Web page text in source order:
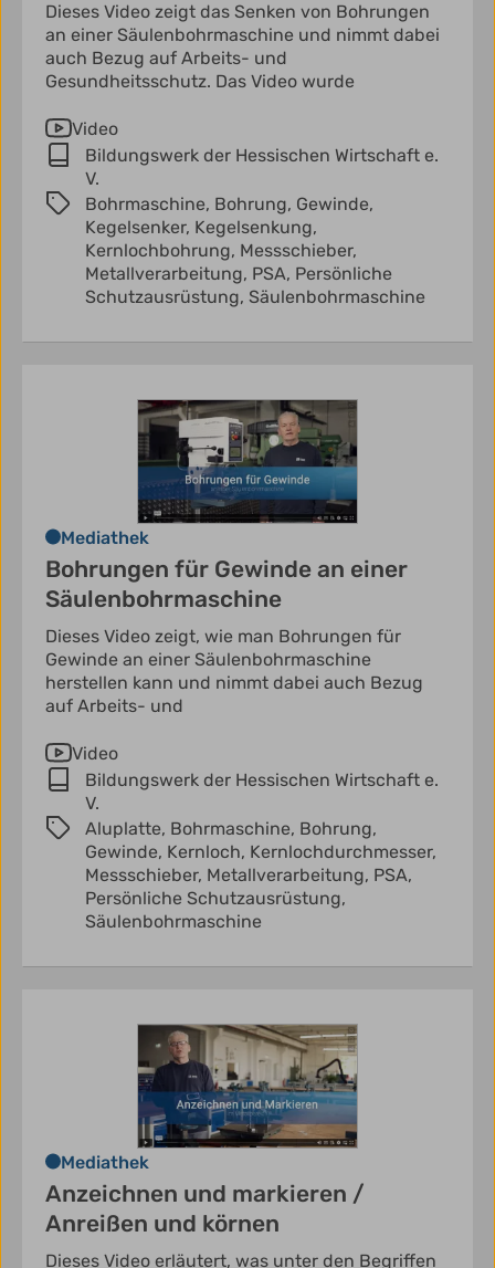
Dieses Video zeigt das Senken von Bohrungen
an einer Säulenbohrmaschine und nimmt dabei
auch Bezug auf Arbeits- und
Gesundheitsschutz. Das Video wurde
Video
Bildungswerk der Hessischen Wirtschaft e.
V.
Bohrmaschine, Bohrung, Gewinde,
Kegelsenker, Kegelsenkung,
Kernlochbohrung, Messschieber,
Metallverarbeitung, PSA, Persönliche
Schutzausrüstung, Säulenbohrmaschine
Mediathek
Bohrungen für Gewinde an einer
Säulenbohrmaschine
Dieses Video zeigt, wie man Bohrungen für
Gewinde an einer Säulenbohrmaschine
herstellen kann und nimmt dabei auch Bezug
auf Arbeits- und
Video
Bildungswerk der Hessischen Wirtschaft e.
V.
Aluplatte, Bohrmaschine, Bohrung,
Gewinde, Kernloch, Kernlochdurchmesser,
Messschieber, Metallverarbeitung, PSA,
Persönliche Schutzausrüstung,
Säulenbohrmaschine
Mediathek
Anzeichnen und markieren /
Anreißen und körnen
Dieses Video erläutert, was unter den Begriffen